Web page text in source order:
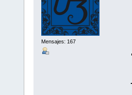
Mensajes: 167